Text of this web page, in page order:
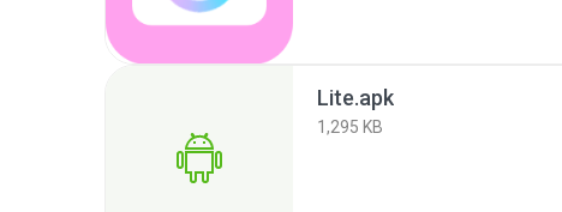
Lite.apk
1,295 KB